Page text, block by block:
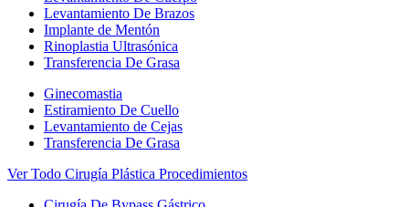
Levantamiento De Brazos
Implante de Mentón
Rinoplastia Ultrasónica
Transferencia De Grasa
Ginecomastia
Estiramiento De Cuello
Levantamiento de Cejas
Transferencia De Grasa
Ver Todo Cirugía Plástica Procedimientos